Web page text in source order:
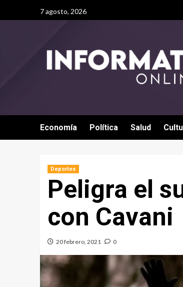
7 agosto, 2026
Economía Política Salud
Deportes
Peligra el
con Cavani
20 febrero, 2021 0